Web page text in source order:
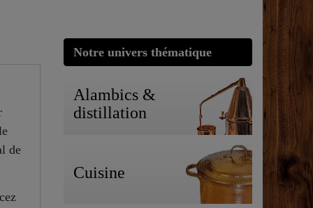
de
Notre univers thématique
Alambics &
distillation
Cuisine